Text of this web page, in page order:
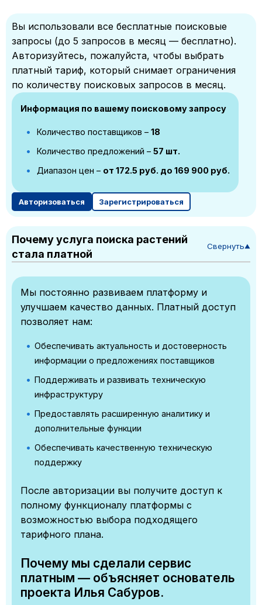
Вы использовали все бесплатные поисковые
запросы (до 5 запросов в месяц — бесплатно).
Авторизуйтесь, пожалуйста, чтобы выбрать
платный тариф, который снимает ограничения
по количеству поисковых запросов в месяц.
Информация по вашему поисковому запросу
Количество поставщиков – 18
Количество предложений – 57 шт.
Диапазон цен – от 172.5 руб. до 169 900 руб.
Авторизоваться Зарегистрироваться
Почему услуга поиска растений
стала платной
Свернуть▼
Мы постоянно развиваем платформу и
улучшаем качество данных. Платный доступ
позволяет нам:
Обеспечивать актуальность и достоверность
информации о предложениях поставщиков
Поддерживать и развивать техническую
инфраструктуру
Предоставлять расширенную аналитику и
дополнительные функции
Обеспечивать качественную техническую
поддержку
После авторизации вы получите доступ к
полному функционалу платформы с
возможностью выбора подходящего
тарифного плана.
Почему мы сделали сервис
платным — объясняет основатель
проекта Илья Сабуров.